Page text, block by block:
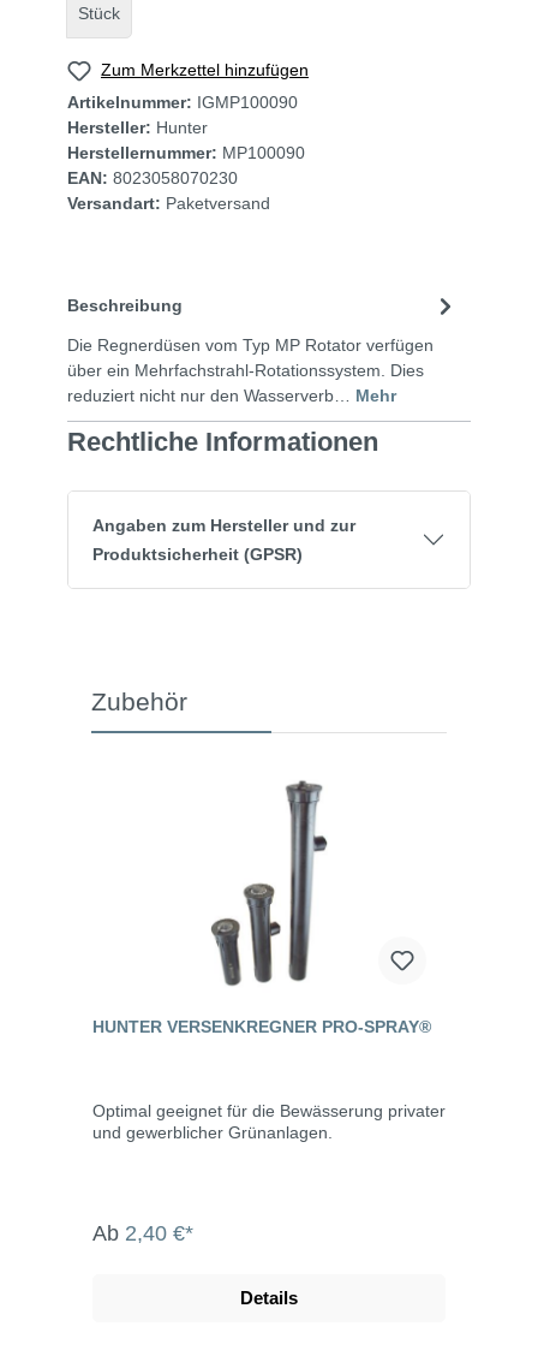
Stück
Zum Merkzettel hinzufügen
Artikelnummer: IGMP100090
Hersteller: Hunter
Herstellernummer: MP100090
EAN: 8023058070230
Versandart: Paketversand
Beschreibung
Die Regnerdüsen vom Typ MP Rotator verfügen
über ein Mehrfachstrahl-Rotationssystem. Dies
reduziert nicht nur den Wasserverb… Mehr
Rechtliche Informationen
Angaben zum Hersteller und zur
Produktsicherheit (GPSR)
Zubehör
HUNTER VERSENKREGNER PRO-SPRAY®
Optimal geeignet für die Bewässerung privater
und gewerblicher Grünanlagen.
Ab 2,40 €*
Details